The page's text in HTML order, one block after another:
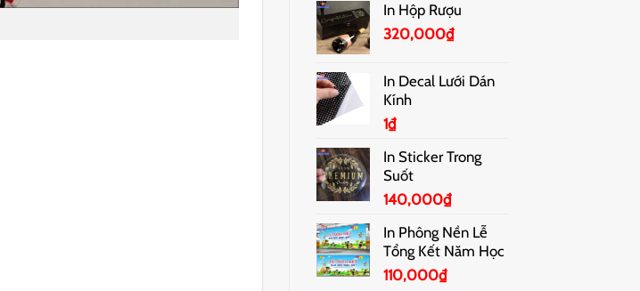
In Hộp Rượu
320,000₫
In Decal Lưới Dán
Kính
1₫
In Sticker Trong
Suốt
140,000₫
In Phông Nền Lễ
Tổng Kết Năm Học
110,000₫